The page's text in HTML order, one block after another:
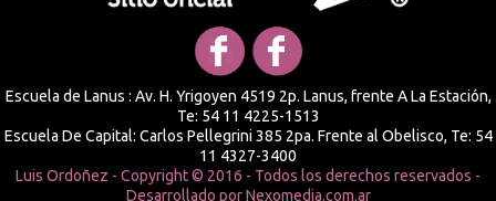
Escuela de Lanus : Av. H. Yrigoyen 4519 2p. Lanus, frente A La Estación,
Te: 54 11 4225-1513
Escuela De Capital: Carlos Pellegrini 385 2pa. Frente al Obelisco, Te: 54
11 4327-3400
Luis Ordoñez - Copyright © 2016 - Todos los derechos reservados -
Desarrollado porNexomedia.com.ar